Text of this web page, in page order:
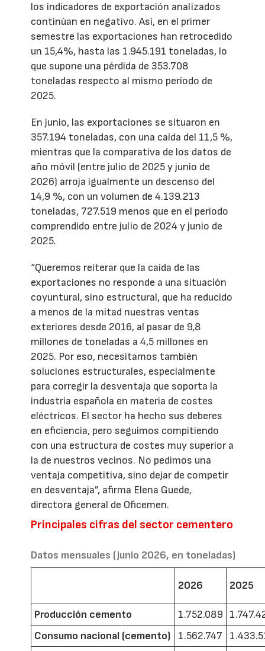
los indicadores de exportación analizados
continúan en negativo. Así, en el primer
semestre las exportaciones han retrocedido
un 15,4%, hasta las 1.945.191 toneladas, lo
que supone una pérdida de 353.708
toneladas respecto al mismo período de
2025.
En junio, las exportaciones se situaron en
357.194 toneladas, con una caída del 11,5 %,
mientras que la comparativa de los datos de
año móvil (entre julio de 2025 y junio de
2026) arroja igualmente un descenso del
14,9 %, con un volumen de 4.139.213
toneladas, 727.519 menos que en el periodo
comprendido entre julio de 2024 y junio de
2025.
“Queremos reiterar que la caída de las
exportaciones no responde a una situación
coyuntural, sino estructural, que ha reducido
a menos de la mitad nuestras ventas
exteriores desde 2016, al pasar de 9,8
millones de toneladas a 4,5 millones en
2025. Por eso, necesitamos también
soluciones estructurales, especialmente
para corregir la desventaja que soporta la
industria española en materia de costes
eléctricos. El sector ha hecho sus deberes
en eficiencia, pero seguimos compitiendo
con una estructura de costes muy superior a
la de nuestros vecinos. No pedimos una
ventaja competitiva, sino dejar de competir
en desventaja”, afirma Elena Guede,
directora general de Oficemen.
Principales cifras del sector cementero
Datos mensuales (junio 2026, en toneladas)
2026 2025
Producción cemento 1.752.089
Consumo nacional (cemento)
1.562.747